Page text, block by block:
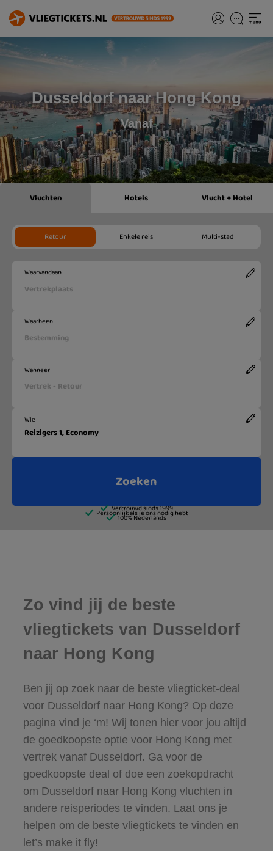
Dusseldorf naar Hong Kong
Vanaf
Zo vind jij de beste
vliegtickets van Dusseldorf
naar Hong Kong
Ben jij op zoek naar de beste vliegticket-deal
voor Dusseldorf naar Hong Kong? Op deze
pagina vind je ‘m! Wij tonen hier voor jou altijd
de goedkoopste optie voor Hong Kong met
vertrek vanaf Dusseldorf. Ga voor de
goedkoopste deal of doe een zoekopdracht
om Dusseldorf naar Hong Kong vluchten in
andere reisperiodes te vinden. Laat ons je
helpen om de beste vliegtickets te vinden en
let’s make it fly!